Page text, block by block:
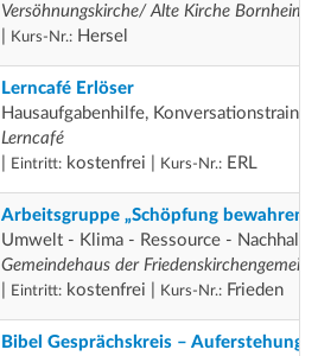
Versöhnungskirche/ Alte Kirche Bornheim
Kurs-Nr.: Hersel
Lerncafé Erlöser
Hausaufgabenhilfe,
Lerncafé
Eintritt: kostenfrei | Kurs-Nr.: ERL
Arbeitsgruppe „Schöpfung bewahren“
Umwelt - Klima - Ressource -
Gemeindehaus der
Eintritt: kostenfrei | Kurs-Nr.: Frieden
Bibel Gesprächskreis – Auferstehung